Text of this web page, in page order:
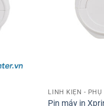
LINH KIỆN - PHỤ
Pin máy in